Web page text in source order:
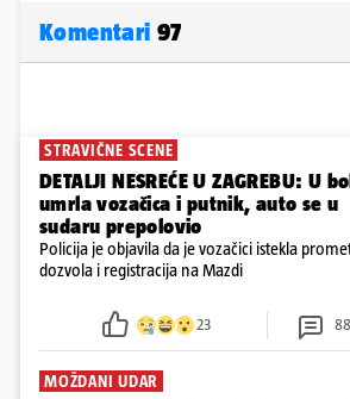
Komentari 97
STRAVIČNE SCENE
DETALJI NESREĆE U ZAGREBU: U
umrla vozačica i putnik, auto se u
sudaru prepolovio
Policija je objavila da je vozačici istekla
dozvola i registracija na Mazdi
23 88
MOŽDANI UDAR